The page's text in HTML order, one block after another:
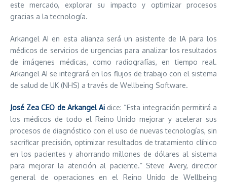
este mercado, explorar su impacto y optimizar procesos
gracias a la tecnología.
Arkangel AI en esta alianza será un asistente de IA para los
médicos de servicios de urgencias para analizar los resultados
de imágenes médicas, como radiografías, en tiempo real.
Arkangel AI se integrará en los flujos de trabajo con el sistema
de salud de UK (NHS) a través de Wellbeing Software.
José Zea CEO de Arkangel Ai dice: “Esta integración permitirá a
los médicos de todo el Reino Unido mejorar y acelerar sus
procesos de diagnóstico con el uso de nuevas tecnologías, sin
sacrificar precisión, optimizar resultados de tratamiento clínico
en los pacientes y ahorrando millones de dólares al sistema
para mejorar la atención al paciente.” Steve Avery, director
general de operaciones en el Reino Unido de Wellbeing